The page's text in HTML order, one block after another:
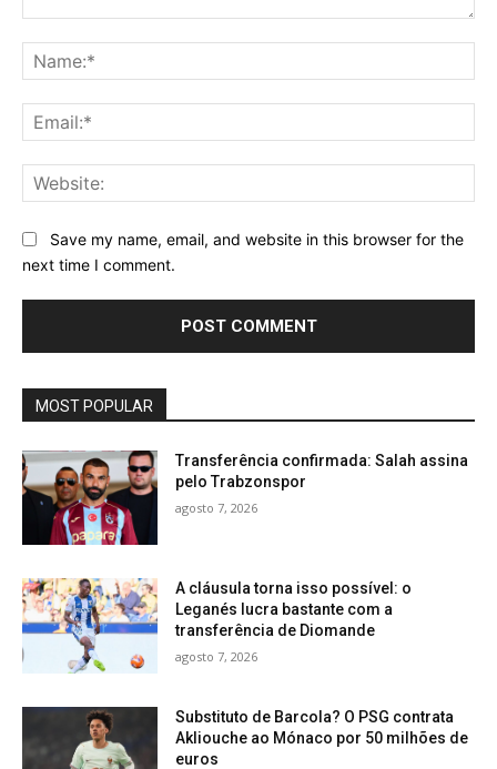
Save my name, email, and website in this browser for the
next time I comment.
MOST POPULAR
Transferência confirmada: Salah assina
pelo Trabzonspor
agosto 7, 2026
A cláusula torna isso possível: o
Leganés lucra bastante com a
transferência de Diomande
agosto 7, 2026
Substituto de Barcola? O PSG contrata
Akliouche ao Mónaco por 50 milhões de
euros